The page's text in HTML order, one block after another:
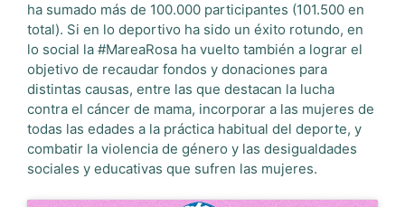
ha sumado más de 100.000 participantes (101.500 en
total). Si en lo deportivo ha sido un éxito rotundo, en
lo social la #MareaRosa ha vuelto también a lograr el
objetivo de recaudar fondos y donaciones para
distintas causas, entre las que destacan la lucha
contra el cáncer de mama, incorporar a las mujeres de
todas las edades a la práctica habitual del deporte, y
combatir la violencia de género y las desigualdades
sociales y educativas que sufren las mujeres.